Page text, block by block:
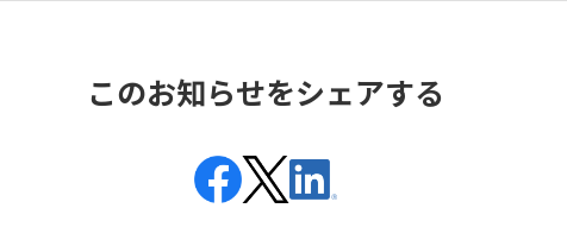
このお知らせをシェアする